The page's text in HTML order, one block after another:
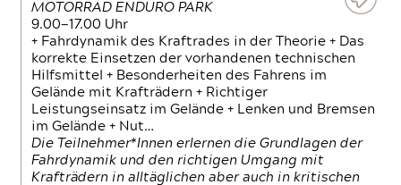
MOTORRAD ENDURO PARK
9.00—17.00 Uhr
+ Fahrdynamik des Kraftrades in der Theorie + Das
korrekte Einsetzen der vorhandenen technischen
Hilfsmittel + Besonderheiten des Fahrens im
Gelände mit Krafträdern + Richtiger
Leistungseinsatz im Gelände + Lenken und Bremsen
im Gelände + Nut…
Die Teilnehmer*Innen erlernen die Grundlagen der
Fahrdynamik und den richtigen Umgang mit
Krafträdern in alltäglichen aber auch in kritischen